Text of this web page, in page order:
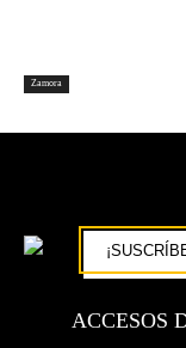
Zamora
ACCESOS